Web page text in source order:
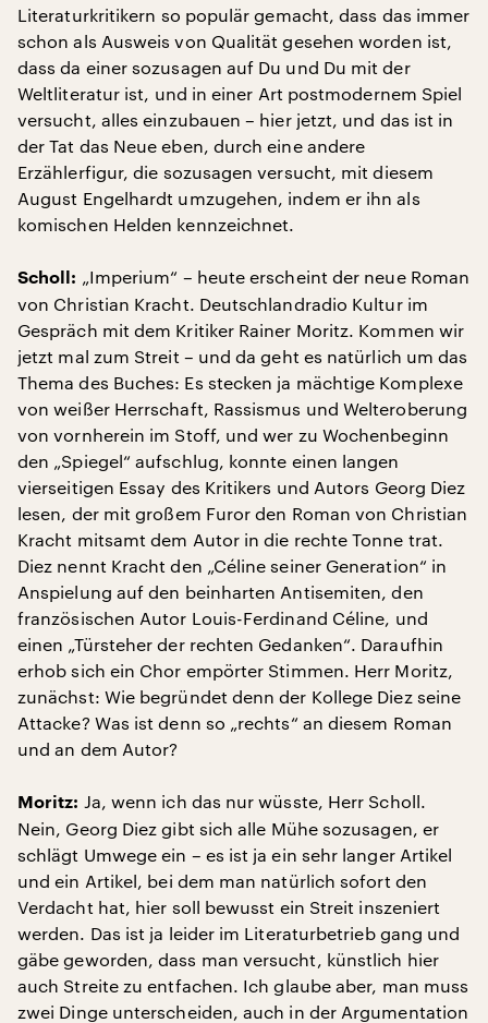
Literaturkritikern so populär gemacht, dass das immer
schon als Ausweis von Qualität gesehen worden ist,
dass da einer sozusagen auf Du und Du mit der
Weltliteratur ist, und in einer Art postmodernem Spiel
versucht, alles einzubauen – hier jetzt, und das ist in
der Tat das Neue eben, durch eine andere
Erzählerfigur, die sozusagen versucht, mit diesem
August Engelhardt umzugehen, indem er ihn als
komischen Helden kennzeichnet.
Scholl: „Imperium“ – heute erscheint der neue Roman
von Christian Kracht. Deutschlandradio Kultur im
Gespräch mit dem Kritiker Rainer Moritz. Kommen wir
jetzt mal zum Streit – und da geht es natürlich um das
Thema des Buches: Es stecken ja mächtige Komplexe
von weißer Herrschaft, Rassismus und Welteroberung
von vornherein im Stoff, und wer zu Wochenbeginn
den „Spiegel“ aufschlug, konnte einen langen
vierseitigen Essay des Kritikers und Autors Georg Diez
lesen, der mit großem Furor den Roman von Christian
Kracht mitsamt dem Autor in die rechte Tonne trat.
Diez nennt Kracht den „Céline seiner Generation“ in
Anspielung auf den beinharten Antisemiten, den
französischen Autor Louis-Ferdinand Céline, und
einen „Türsteher der rechten Gedanken“. Daraufhin
erhob sich ein Chor empörter Stimmen. Herr Moritz,
zunächst: Wie begründet denn der Kollege Diez seine
Attacke? Was ist denn so „rechts“ an diesem Roman
und an dem Autor?
Moritz: Ja, wenn ich das nur wüsste, Herr Scholl.
Nein, Georg Diez gibt sich alle Mühe sozusagen, er
schlägt Umwege ein – es ist ja ein sehr langer Artikel
und ein Artikel, bei dem man natürlich sofort den
Verdacht hat, hier soll bewusst ein Streit inszeniert
werden. Das ist ja leider im Literaturbetrieb gang und
gäbe geworden, dass man versucht, künstlich hier
auch Streite zu entfachen. Ich glaube aber, man muss
zwei Dinge unterscheiden, auch in der Argumentation